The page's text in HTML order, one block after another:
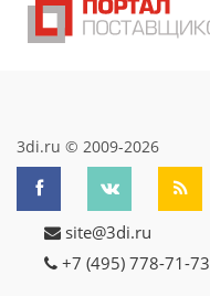
3di.ru © 2009-2026
site@3di.ru
+7 (495) 778-71-73